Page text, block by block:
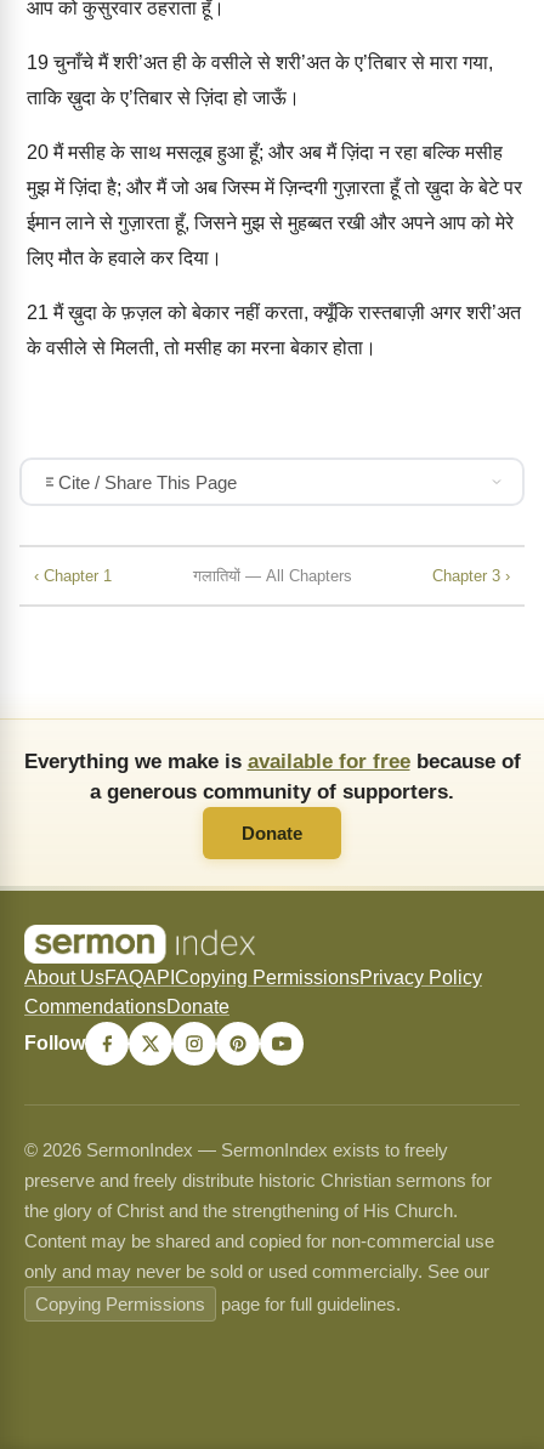
आप को कुसुरवार ठहराता हूँ।
19चुनाँचे मैं शरी’अत ही के वसीले से शरी’अत के ए’तिबार से मारा गया,
ताकि ख़ुदा के ए’तिबार से ज़िंदा हो जाऊँ।
20मैं मसीह के साथ मसलूब हुआ हूँ; और अब मैं ज़िंदा न रहा बल्कि मसीह
मुझ में ज़िंदा है; और मैं जो अब जिस्म में ज़िन्दगी गुज़ारता हूँ तो ख़ुदा के बेटे पर
ईमान लाने से गुज़ारता हूँ, जिसने मुझ से मुहब्बत रखी और अपने आप को मेरे
लिए मौत के हवाले कर दिया।
21 मैं ख़ुदा के फ़ज़ल को बेकार नहीं करता, क्यूँकि रास्तबाज़ी अगर शरी’अत
के वसीले से मिलती, तो मसीह का मरना बेकार होता।
Cite / Share This Page
‹ Chapter 1 गलातियों — All Chapters Chapter 3 ›
Everything we make is available for freebecause of
a generous community of supporters.
Donate
About UsFAQAPI Copying PermissionsPrivacy Policy
CommendationsDonate
Follow
© 2026 SermonIndex — SermonIndex exists to freely
preserve and freely distribute historic Christian sermons for
the glory of Christ and the strengthening of His Church.
Content may be shared and copied for non-commercial use
only and may never be sold or used commercially. See our
Copying Permissions
page for full guidelines.